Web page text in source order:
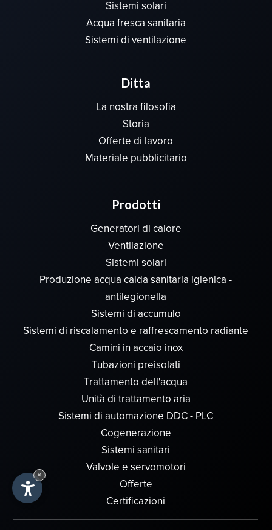
Sistemi solari
Acqua fresca sanitaria
Sistemi di ventilazione
Ditta
La nostra filosofia
Storia
Offerte di lavoro
Materiale pubblicitario
Prodotti
Generatori di calore
Ventilazione
Sistemi solari
Produzione acqua calda sanitaria igienica -
antilegionella
Sistemi di accumulo
Sistemi di riscalamento e raffrescamento radiante
Camini in accaio inox
Tubazioni preisolati
Trattamento dell'acqua
Unità di trattamento aria
Sistemi di automazione DDC - PLC
Cogenerazione
Sistemi sanitari
Valvole e servomotori
Offerte
Certificazioni
×